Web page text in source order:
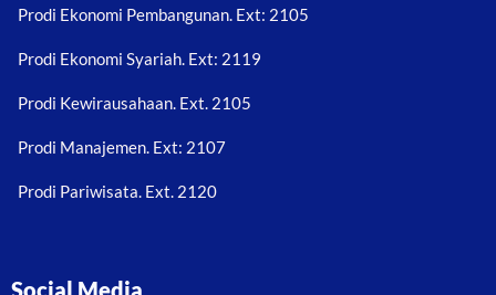
Prodi Ekonomi Pembangunan. Ext: 2105
Prodi Ekonomi Syariah. Ext: 2119
Prodi Kewirausahaan. Ext. 2105
Prodi Manajemen. Ext: 2107
Prodi Pariwisata. Ext. 2120